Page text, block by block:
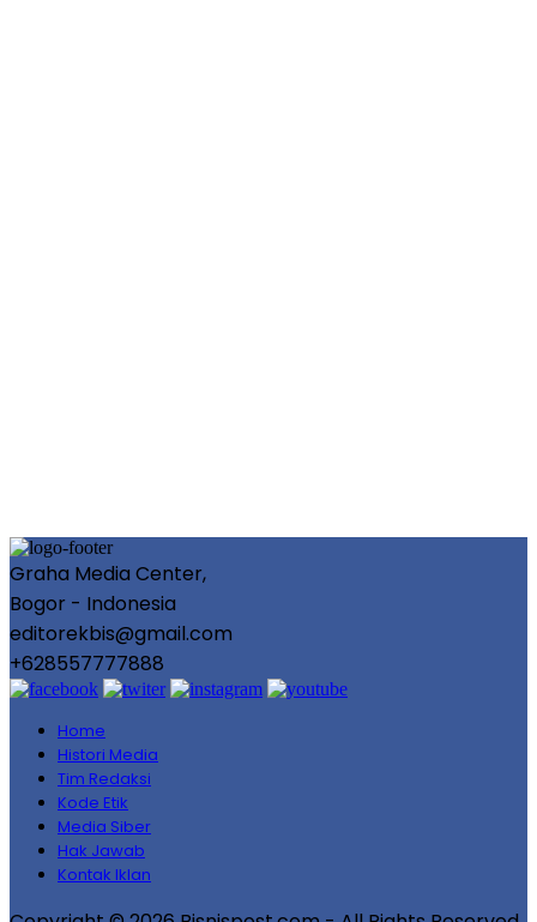
Graha Media Center,
Bogor - Indonesia
editorekbis@gmail.com
+628557777888
Home
Histori Media
Tim Redaksi
Kode Etik
Media Siber
Hak Jawab
Kontak Iklan